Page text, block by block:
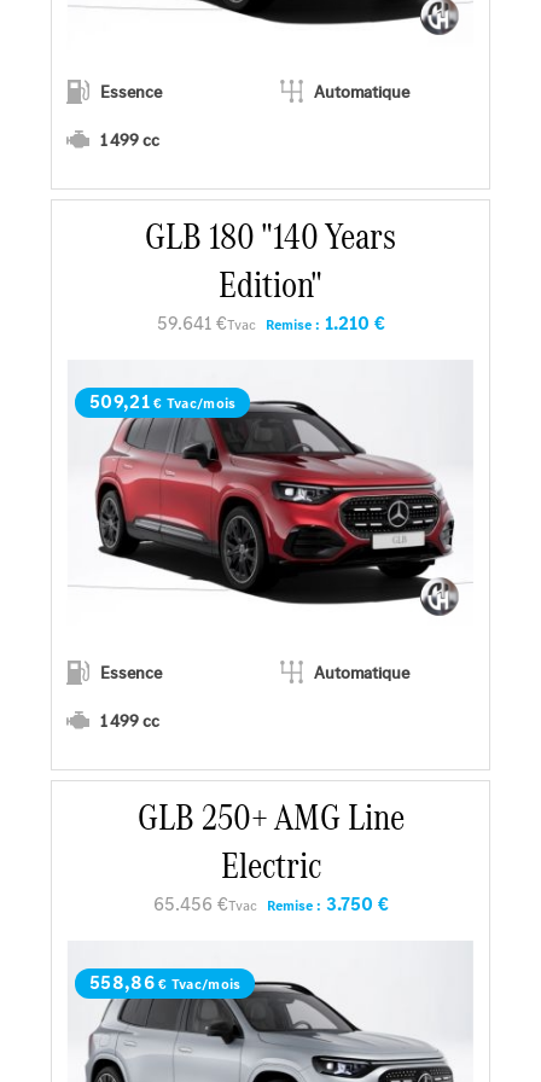
Essence
Automatique
1 499 cc
En savoir plus
Faire un essai
509,21€ Tvac/mois
GLB 180 "140 Years
Edition"
59.641 €Tvac Remise : 1.210 €
Essence
Automatique
1 499 cc
En savoir plus
Faire un essai
558,86€ Tvac/mois
GLB 250+ AMG Line
Electric
65.456 €Tvac Remise : 3.750 €